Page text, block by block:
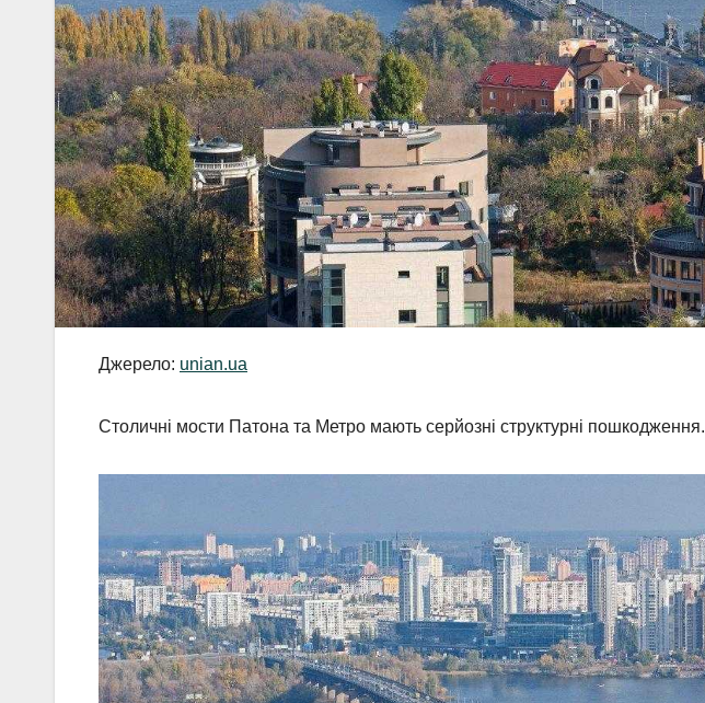
Джерело: unian.ua
Столичні мости Патона та Метро мають серйозні структурні пошкодження.